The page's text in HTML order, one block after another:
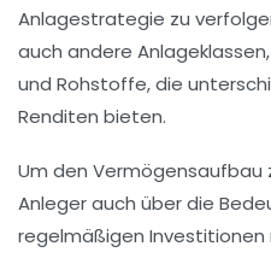
Anlagestrategie zu
auch andere
und Rohstoffe, die
Renditen bieten.
Um den Vermögensaufbau
Anleger auch über die
regelmäßigen Investitionen